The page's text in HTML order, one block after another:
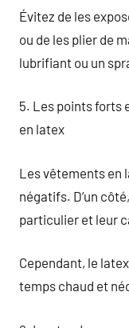
Évitez de les
ou de les plier de
lubrifiant ou un
5. Les points forts
en latex
Les vêtements en
négatifs. D’un
particulier et leur
Cependant, le
temps chaud et